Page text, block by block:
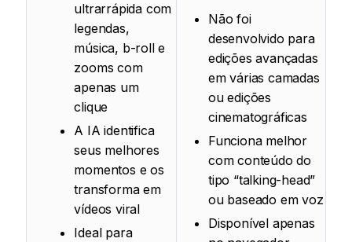
ultrarrápida com
legendas,
música, b-roll e
zooms com
apenas um
clique
A IA identifica
seus melhores
momentos e os
transforma em
vídeos viral
Ideal para
Não foi
desenvolvido para
edições avançadas
em várias camadas
ou edições
cinematográficas
Funciona melhor
com conteúdo do
tipo “talking-head”
ou baseado em voz
Disponível apenas